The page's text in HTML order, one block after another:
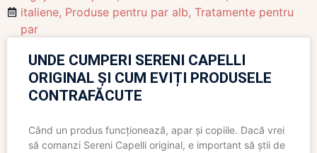
italiene, Produse pentru par alb, Tratamente pentru
par
UNDE CUMPERI SERENI CAPELLI
ORIGINAL ȘI CUM EVIȚI PRODUSELE
CONTRAFĂCUTE
Când un produs funcționează, apar și copiile. Dacă vrei
să comanzi Sereni Capelli original, e important să știi de